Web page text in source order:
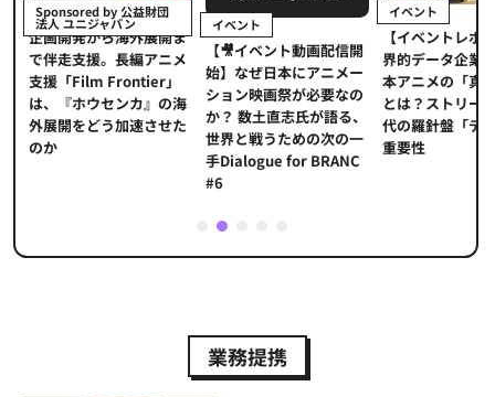
Sponsored by 公益財団
法人 ユニジャパン
企画開発から海外展開ま
で伴走支援。長編アニメ
支援「Film Frontier」
は、『ホウセンカ』の海
外展開をどう加速させた
のか
イベント
【🎥イベント動画配信開
始】なぜ日本にアニメー
ション映画祭が必要なの
か？ 数土直志氏が語る、
世界と戦うための次の一
手Dialogue for BRANC
#6
イベント
【イベントレポ
界的データ企業
本アニメの「真
とは？ストリー
代の羅針盤「デ
重要性
2
業務提携